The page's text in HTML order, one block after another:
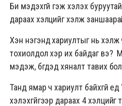
Би мэдэхгүй гэж хэлэх
дараах хэлцийг хэлж
Хэн нэгэнд хариултыг нь хэлж
тохиолдол хэр их байдаг вэ?
мэдэж, бүгдэд хяналт тавих
Танд ямар ч хариулт байхгүй үед
хэлэхгүйгээр дараах 4 хэлцийг